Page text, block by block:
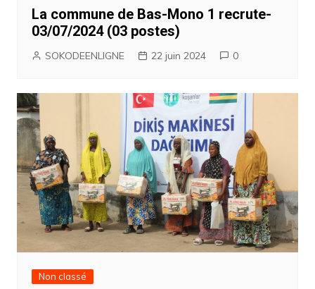
La commune de Bas-Mono 1 recrute-
03/07/2024 (03 postes)
SOKODEENLIGNE 22 juin 2024 0
Non classé